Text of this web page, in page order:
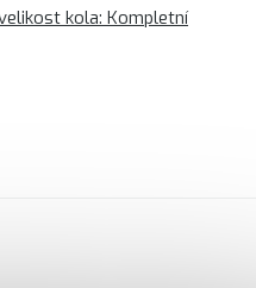
kola: Kompletní